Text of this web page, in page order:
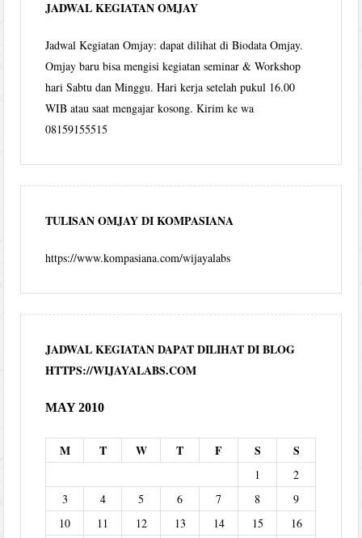
JADWAL KEGIATAN OMJAY
Jadwal Kegiatan Omjay: dapat dilihat di Biodata Omjay.
Omjay baru bisa mengisi kegiatan seminar & Workshop
hari Sabtu dan Minggu. Hari kerja setelah pukul 16.00
WIB atau saat mengajar kosong. Kirim ke wa
08159155515
TULISAN OMJAY DI KOMPASIANA
https://www.kompasiana.com/wijayalabs
JADWAL KEGIATAN DAPAT DILIHAT DI BLOG
HTTPS://WIJAYALABS.COM
MAY 2010
M T W T F S S
1
2
3
4 5 6 7 8
9
10
11 12 13 14 15
16